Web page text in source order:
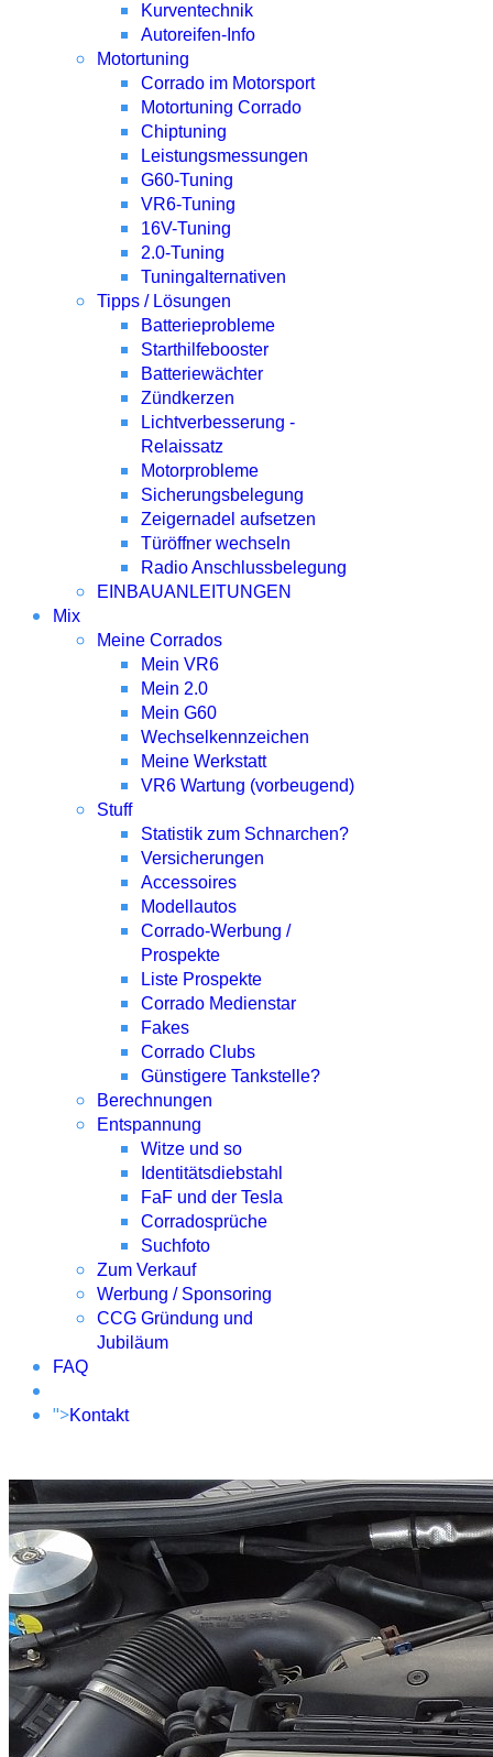
Kurventechnik
Autoreifen-Info
Motortuning
Corrado im Motorsport
Motortuning Corrado
Chiptuning
Leistungsmessungen
G60-Tuning
VR6-Tuning
16V-Tuning
2.0-Tuning
Tuningalternativen
Tipps / Lösungen
Batterieprobleme
Starthilfebooster
Batteriewächter
Zündkerzen
Lichtverbesserung -
Relaissatz
Motorprobleme
Sicherungsbelegung
Zeigernadel aufsetzen
Türöffner wechseln
Radio Anschlussbelegung
EINBAUANLEITUNGEN
Mix
Meine Corrados
Mein VR6
Mein 2.0
Mein G60
Wechselkennzeichen
Meine Werkstatt
VR6 Wartung (vorbeugend)
Stuff
Statistik zum Schnarchen?
Versicherungen
Accessoires
Modellautos
Corrado-Werbung /
Prospekte
Liste Prospekte
Corrado Medienstar
Fakes
Corrado Clubs
Günstigere Tankstelle?
Berechnungen
Entspannung
Witze und so
Identitätsdiebstahl
FaF und der Tesla
Corradosprüche
Suchfoto
Zum Verkauf
Werbung / Sponsoring
CCG Gründung und
Jubiläum
FAQ
">Kontakt